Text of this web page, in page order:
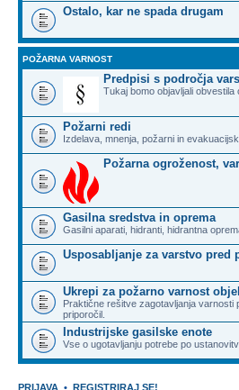
Ostalo, kar ne spada drugam
POŽARNA VARNOST
Predpisi s področja
Tukaj bomo objavljali
Požarni redi
Izdelava, mnenja, požarni in
Požarna ogroženost,
Gasilna sredstva in oprema
Gasilni aparati, hidranti, hidrantna
Usposabljanje za varstvo pred
Ukrepi za požarno varnost
Praktične rešitve zagotavljanja
priporočil.
Industrijske gasilske enote
Vse o ugotavljanju potrebe po
PRIJAVA • REGISTRIRAJ SE!